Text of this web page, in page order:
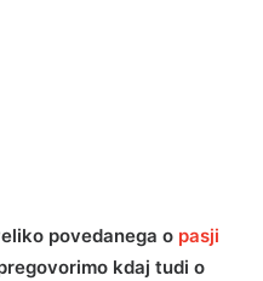
povedanega o pasji
kdaj tudi o